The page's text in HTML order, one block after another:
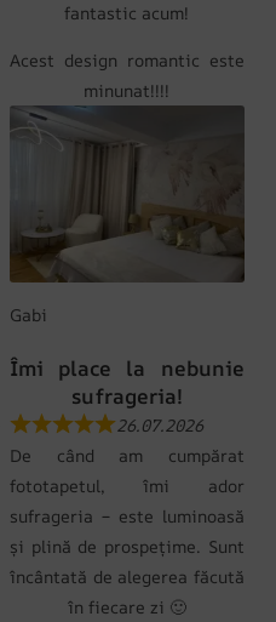
fantastic acum!
Acest design romantic este
minunat!!!!
Gabi
Îmi place la nebunie
sufrageria!
26.07.2026
De când am cumpărat
fototapetul, îmi ador
sufrageria – este luminoasă
și plină de prospețime. Sunt
încântată de alegerea făcută
în fiecare zi 🙂